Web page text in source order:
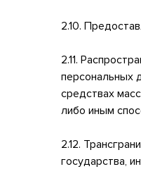
2.10.
2.11.
персональных
средствах
либо иным
2.12.
государства,